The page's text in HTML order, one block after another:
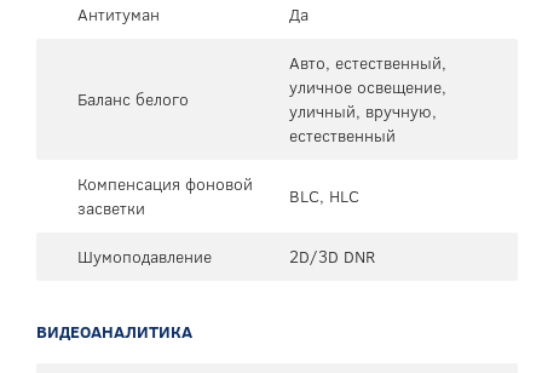
Антитуман
Да
Баланс белого
Авто, естественный,
уличное освещение,
уличный, вручную,
естественный
Компенсация фоновой
засветки
BLC, HLC
Шумоподавление 2D/3D DNR
ВИДЕОАНАЛИТИКА